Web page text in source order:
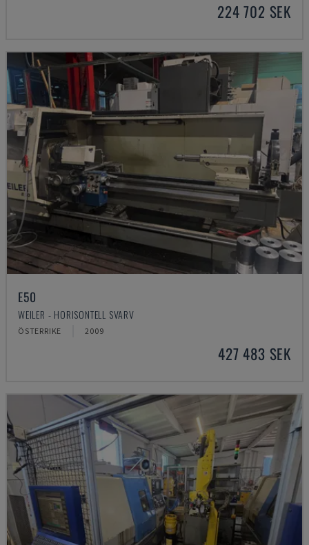
224 702 SEK
E50
WEILER - HORISONTELL SVARV
ÖSTERRIKE 2009
427 483 SEK